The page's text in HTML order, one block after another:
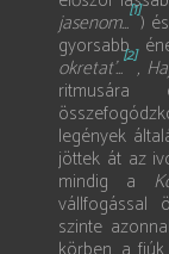
jasenom...[1])
gyorsabb
okretat’...[2],
ritmusára
legények
jöttek át az
mindig a
vállfogással
szinte